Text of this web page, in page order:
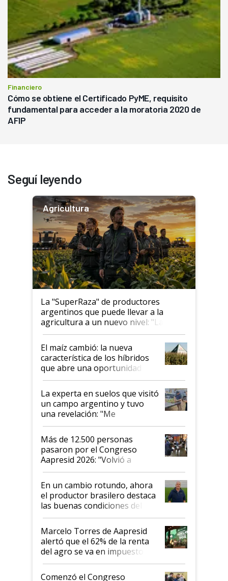
Financiero
Cómo se obtiene el Certificado PyME, requisito
fundamental para acceder a la moratoria 2020 de
AFIP
Seguí leyendo
Agricultura
La "SuperRaza" de productores
argentinos que puede llevar a la
agricultura a un nuevo nivel: "Las
posibilidades de crecimiento son
infinitas"
El maíz cambió: la nueva
característica de los híbridos
que abre una oportunidad en
el lote
La experta en suelos que visitó
un campo argentino y tuvo
una revelación: "Me
impresionó mucho"
Más de 12.500 personas
pasaron por el Congreso
Aapresid 2026: "Volvió a
demostrar que hablar del
suelo es hablar de todo el
sistema productivo"
En un cambio rotundo, ahora
el productor brasilero destaca
las buenas condiciones del
agro argentino para invertir:
"Los veo más motivados"
Marcelo Torres de Aapresid
alertó que el 62% de la renta
del agro se va en impuestos:
"No es bueno que en
Argentina se sigan discutiendo
Comenzó el Congreso